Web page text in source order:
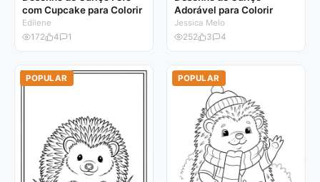
com Cupcake para Colorir
Edilene
172
4 1
Adorável para Colorir
Jessica Melo
252
3 4
POPULAR POPULAR